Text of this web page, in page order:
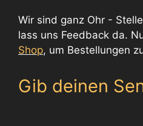
Wir sind ganz Ohr -
lass uns Feedback da.
Shop, um Bestellungen
Gib deinen